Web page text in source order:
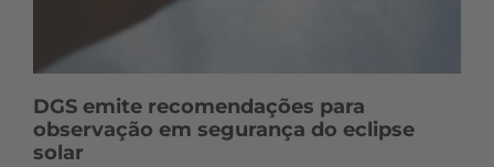
DGS emite recomendações para
observação em segurança do eclipse
solar